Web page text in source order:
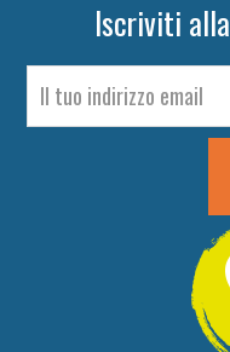
Iscriviti